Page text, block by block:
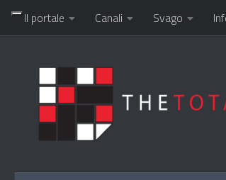
Salta al contenuto
Il portale Canali Svago